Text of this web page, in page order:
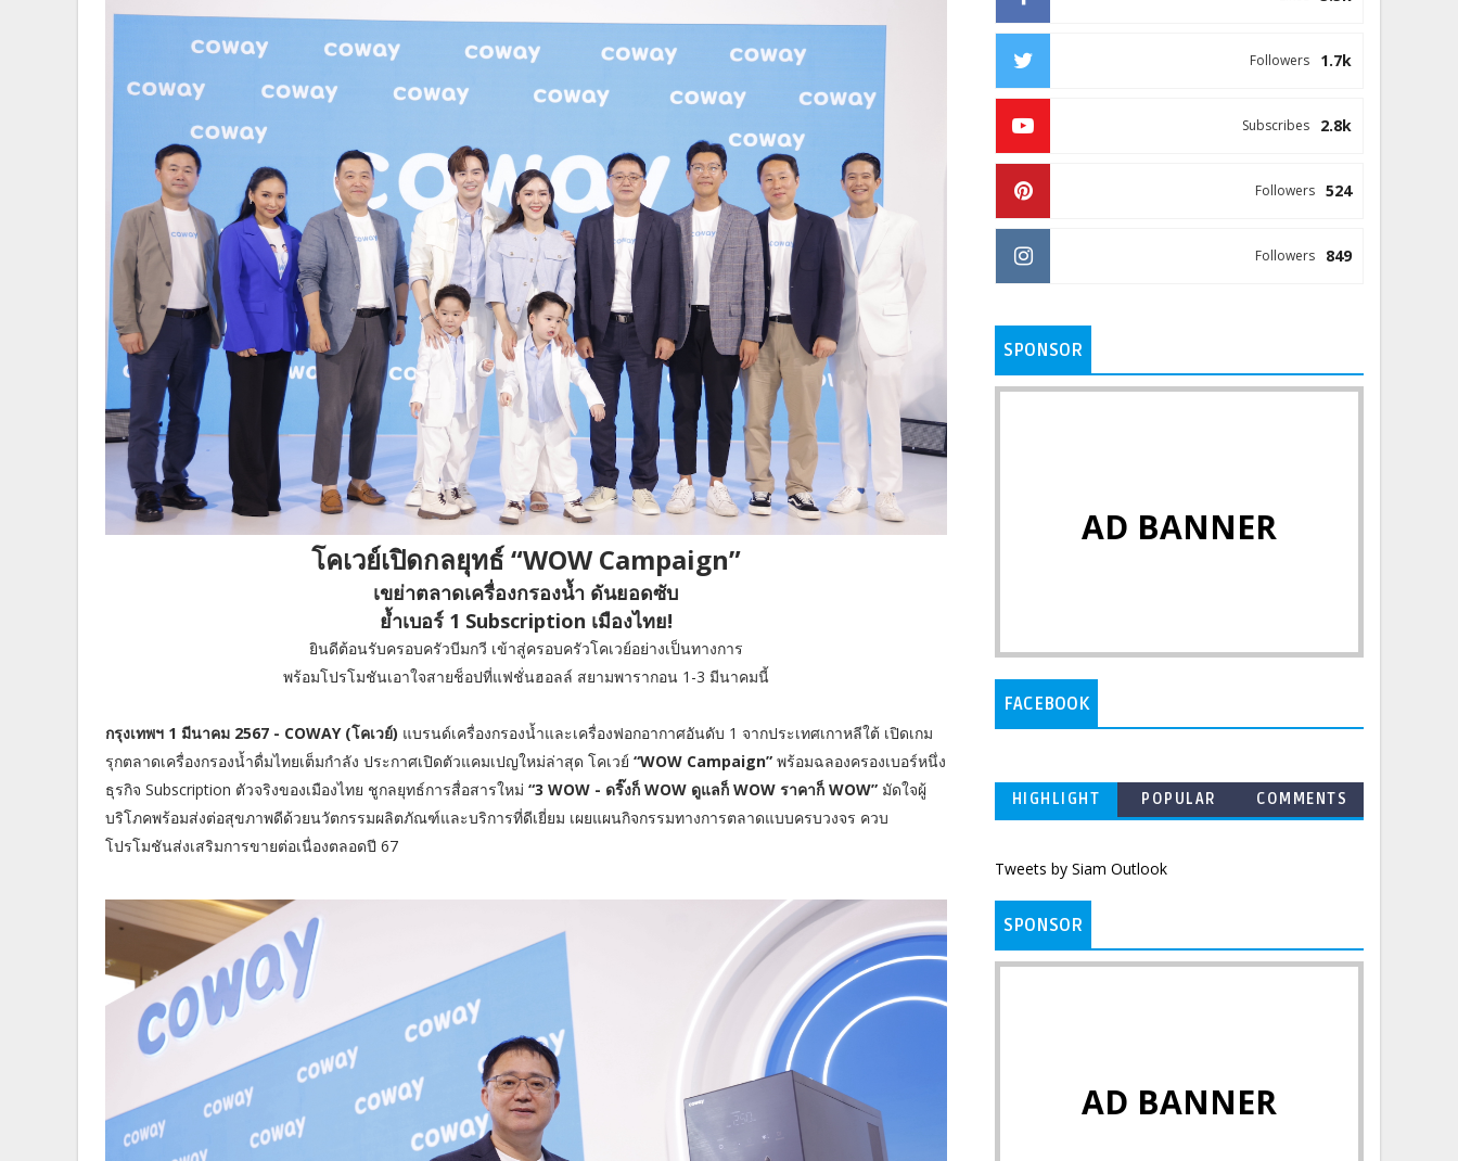
โคเวย์เปิดกลยุทธ์ “WOW Campaign”
เขย่าตลาดเครื่องกรองน้ำ ดันยอดซับ
ย้ำเบอร์ 1 Subscription เมืองไทย!
ยินดีต้อนรับครอบครัวบีมกวี เข้าสู่ครอบครัวโคเวย์อย่างเป็นทางการ
พร้อมโปรโมชันเอาใจสายช็อปที่แฟชั่นฮอลล์ สยามพารากอน 1-3 มีนาคมนี้
กรุงเทพฯ 1 มีนาคม 2567 - COWAY (โคเวย์) แบรนด์เครื่องกรองน้ำและเครื่องฟอกอากาศอันดับ 1 จากประเทศเกาหลีใต้ เปิดเกม
รุกตลาดเครื่องกรองน้ำดื่มไทยเต็มกำลัง ประกาศเปิดตัวแคมเปญใหม่ล่าสุด โคเวย์ “WOW Campaign” พร้อมฉลองครองเบอร์หนึ่ง
ธุรกิจ Subscription ตัวจริงของเมืองไทย ชูกลยุทธ์การสื่อสารใหม่ “3 WOW - ดริ๊งก็ WOW ดูแลก็ WOW ราคาก็ WOW” มัดใจผู้
บริโภคพร้อมส่งต่อสุขภาพดีด้วยนวัตกรรมผลิตภัณฑ์และบริการที่ดีเยี่ยม เผยแผนกิจกรรมทางการตลาดแบบครบวงจร ควบ
โปรโมชันส่งเสริมการขายต่อเนื่องตลอดปี 67
1.7k
Followers
2.8k
Subscribes
524
Followers
849
Followers
SPONSOR
AD BANNER
FACEBOOK
HIGHLIGHT POPULAR COMMENTS
Tweets by Siam Outlook
SPONSOR
AD BANNER